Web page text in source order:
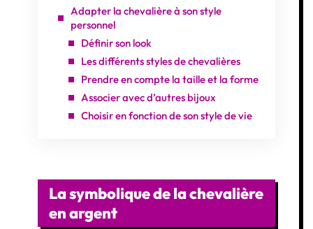
Adapter la chevalière à son style
personnel
Définir son look
Les différents styles de chevalières
Prendre en compte la taille et la forme
Associer avec d’autres bijoux
Choisir en fonction de son style de vie
La symbolique de la chevalière
en argent